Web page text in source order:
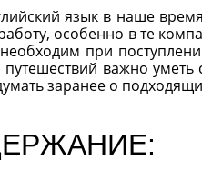
язык в наше
особенно в те
при
путешествий важно
заранее о